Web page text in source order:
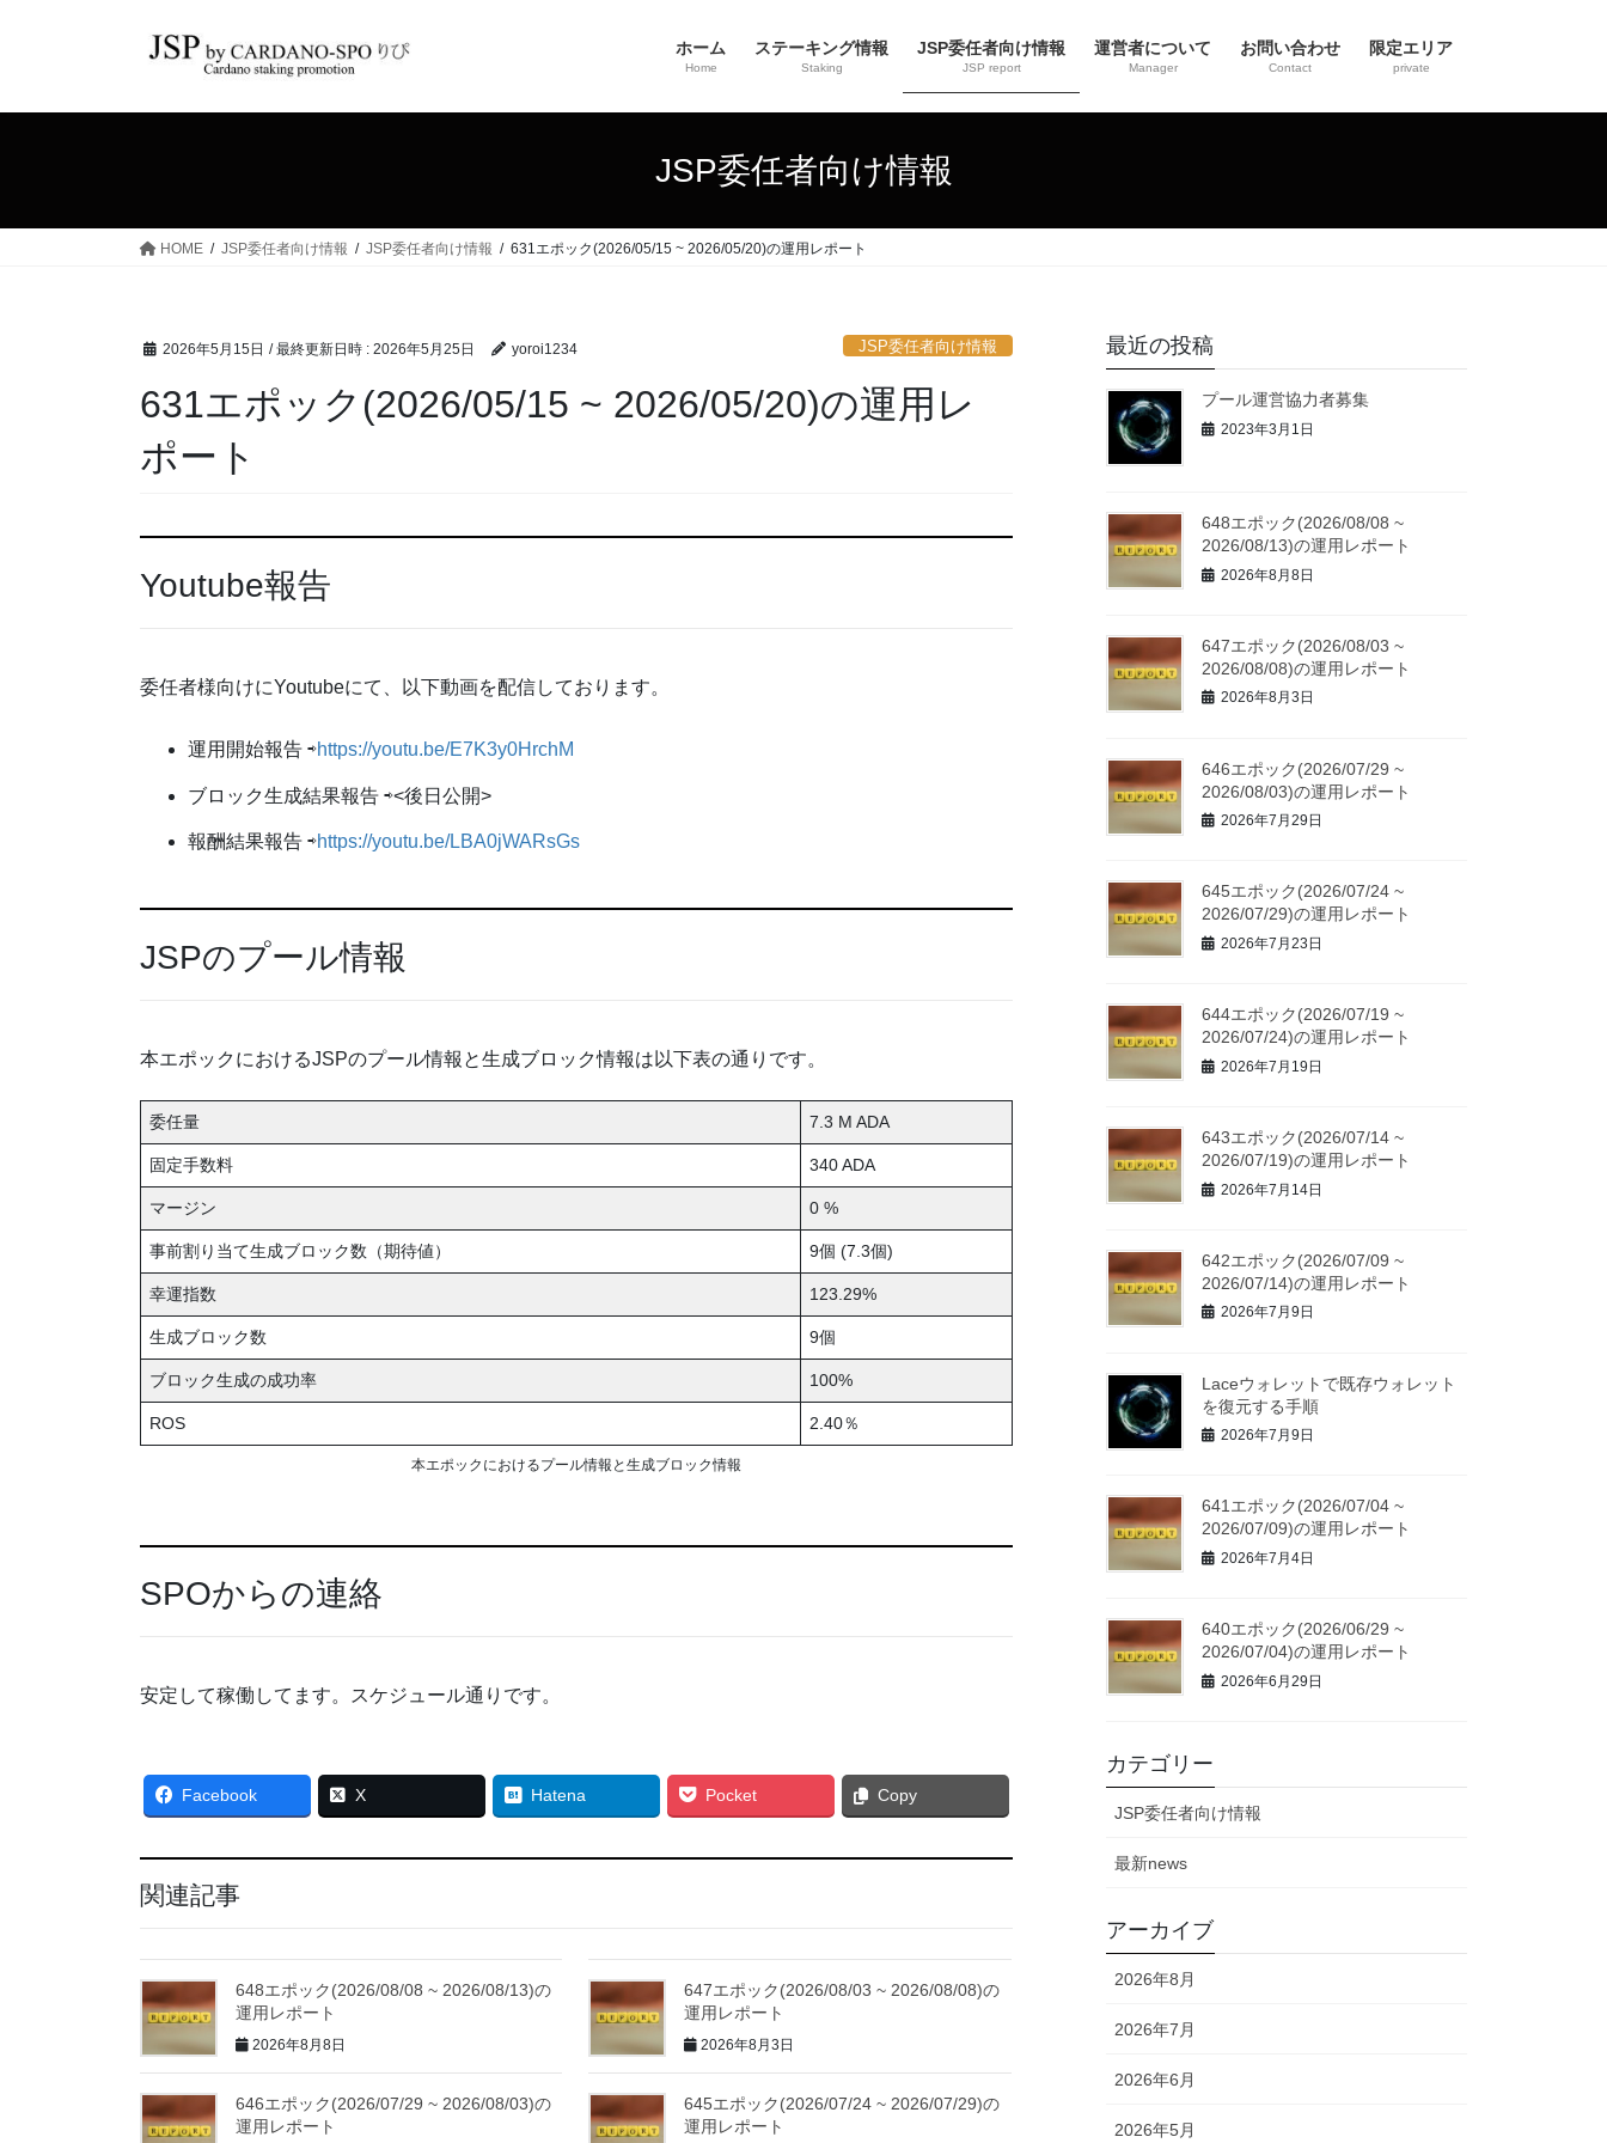
ホーム
Home
ステーキング情報
Staking
JSP委任者向け情報
JSP report
運営者について
Manager
お問い合わせ
Contact
限定エリア
private
JSP委任者向け情報
HOME JSP委任者向け情報 JSP委任者向け情報 631エポック(2026/05/15 ~ 2026/05/20)の運用レポート
2026年5月15日 / 最終更新日時 : 2026年5月25日 yoroi1234 JSP委任者向け情報
631エポック(2026/05/15 ~ 2026/05/20)の運用レ
ポート
Youtube報告
委任者様向けにYoutubeにて、以下動画を配信しております。
運用開始報告 ⇨https://youtu.be/E7K3y0HrchM
ブロック生成結果報告 ⇨<後日公開>
報酬結果報告 ⇨https://youtu.be/LBA0jWARsGs
JSPのプール情報
本エポックにおけるJSPのプール情報と生成ブロック情報は以下表の通りです。
委任量 7.3 M ADA
固定手数料 340 ADA
マージン 0 %
事前割り当て生成ブロック数（期待値） 9個 (7.3個)
幸運指数 123.29%
生成ブロック数 9個
ブロック生成の成功率 100%
ROS 2.40％
本エポックにおけるプール情報と生成ブロック情報
SPOからの連絡
安定して稼働してます。スケジュール通りです。
Facebook X Hatena Pocket Copy
関連記事
648エポック(2026/08/08 ~ 2026/08/13)の
運用レポート
2026年8月8日
647エポック(2026/08/03 ~ 2026/08/08)の
運用レポート
2026年8月3日
646エポック(2026/07/29 ~ 2026/08/03)の
運用レポート
645エポック(2026/07/24 ~ 2026/07/29)の
運用レポート
最近の投稿
プール運営協力者募集
2023年3月1日
648エポック(2026/08/08 ~
2026/08/13)の運用レポート
2026年8月8日
647エポック(2026/08/03 ~
2026/08/08)の運用レポート
2026年8月3日
646エポック(2026/07/29 ~
2026/08/03)の運用レポート
2026年7月29日
645エポック(2026/07/24 ~
2026/07/29)の運用レポート
2026年7月23日
644エポック(2026/07/19 ~
2026/07/24)の運用レポート
2026年7月19日
643エポック(2026/07/14 ~
2026/07/19)の運用レポート
2026年7月14日
642エポック(2026/07/09 ~
2026/07/14)の運用レポート
2026年7月9日
Laceウォレットで既存ウォレット
を復元する手順
2026年7月9日
641エポック(2026/07/04 ~
2026/07/09)の運用レポート
2026年7月4日
640エポック(2026/06/29 ~
2026/07/04)の運用レポート
2026年6月29日
カテゴリー
JSP委任者向け情報
最新news
アーカイブ
2026年8月
2026年7月
2026年6月
2026年5月